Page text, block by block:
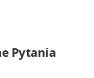
Pytania